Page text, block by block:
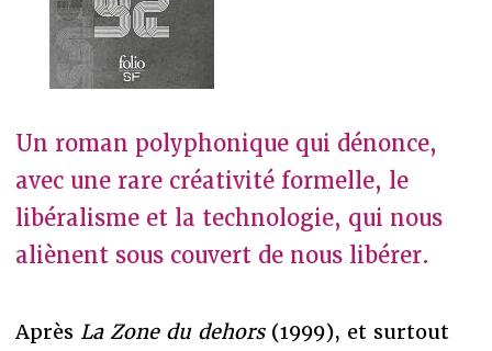
Un roman polyphonique qui dénonce,
avec une rare créativité formelle, le
libéralisme et la technologie, qui nous
aliènent sous couvert de nous libérer.
Après La Zone du dehors(1999), et surtout